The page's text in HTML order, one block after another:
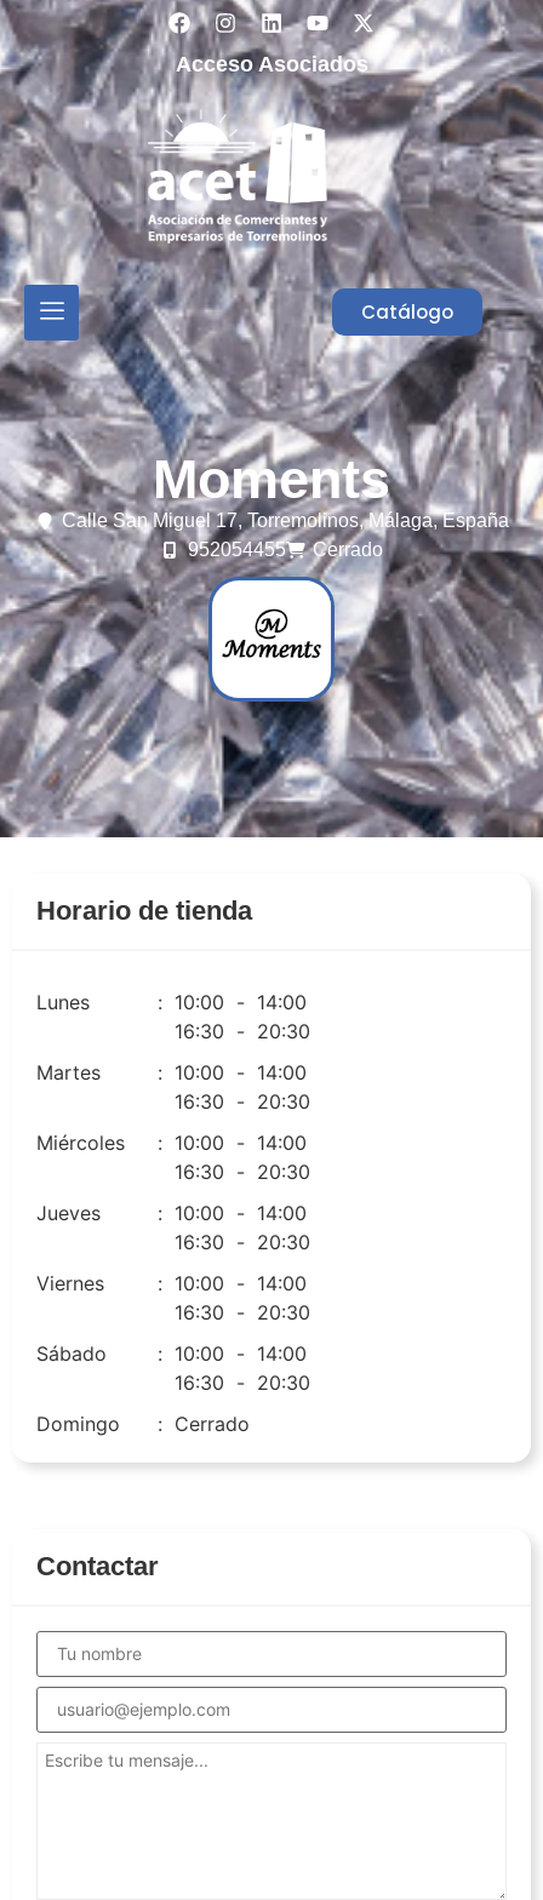
Acceso Asociados
Catálogo
Moments
Calle San Miguel 17, Torremolinos, Málaga,España
952054455
Cerrado
Horario de tienda
Lunes : 10:00 - 14:00
16:30 - 20:30
Martes
: 10:00 - 14:00
16:30 - 20:30
Miércoles
: 10:00 - 14:00
16:30 - 20:30
Jueves
: 10:00 - 14:00
16:30 - 20:30
Viernes
: 10:00 - 14:00
16:30 - 20:30
Sábado
: 10:00 - 14:00
16:30 - 20:30
Domingo
: Cerrado
Contactar